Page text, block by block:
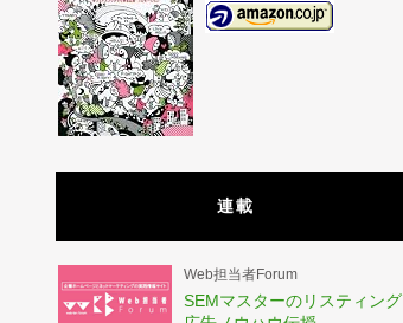
連載
Web担当者Forum
SEMマスターのリスティング